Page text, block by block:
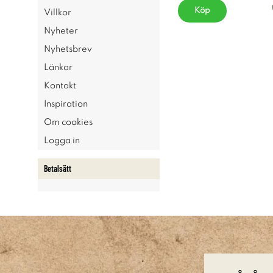
Villkor
Nyheter
Nyhetsbrev
Länkar
Kontakt
Inspiration
Om cookies
Logga in
Betalsätt
Köp